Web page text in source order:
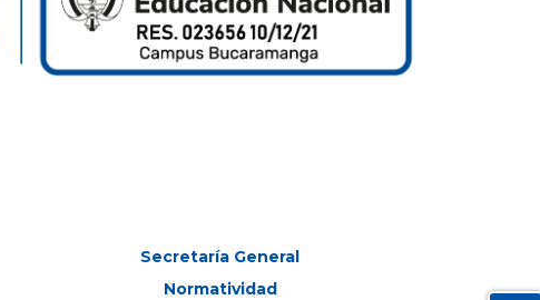
Secretaría General
Normatividad